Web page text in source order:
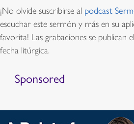
¡No olvide suscribirse al podcast
escuchar este sermón y más en su
favorita! Las grabaciones se publican
fecha litúrgica.
Sponsored